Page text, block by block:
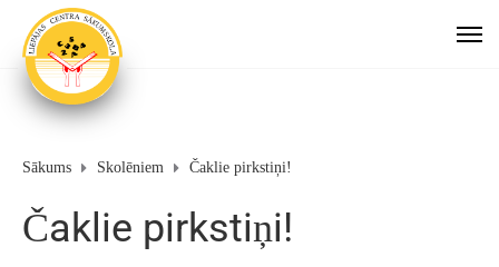
Sākums Skolēniem Čaklie pirkstiņi!
Čaklie pirkstiņi!